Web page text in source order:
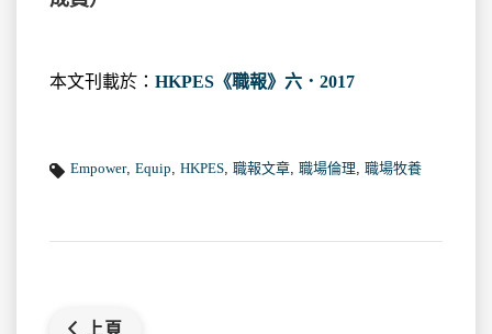
本文刊載於： HKPES《職報》六．2017
Empower, Equip, HKPES, 職報文章, 職場倫理, 職場牧養
上頁